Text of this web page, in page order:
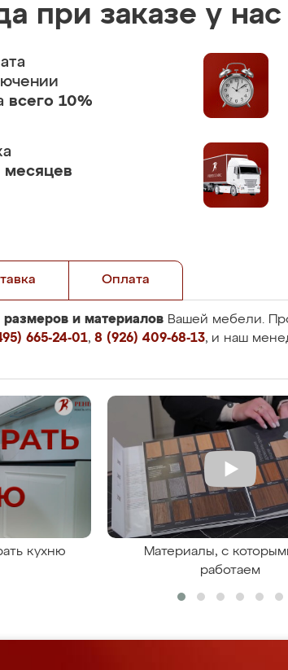
при заказе у нас
всего 10%
месяцев
Оплата
размеров и материалов Вашей мебели.
665-24-01, 8 (926) 409-68-13, и наш
кухню
Материалы, с
работаем